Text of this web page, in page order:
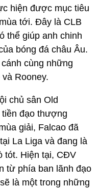
hiện được mục tiêu
tới. Đây là CLB
thể giúp anh chinh
bóng đá châu Âu.
cùng những
Rooney.
chủ sân Old
đạo thượng
giải, Falcao đã
La Liga và đang là
tót. Hiện tại, CĐV
từ phía ban lãnh đạo
là một trong những